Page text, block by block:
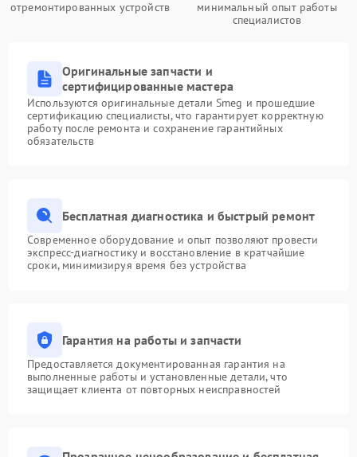
отремонтированных устройств
минимальный опыт работы
специалистов
Оригинальные запчасти и
сертифицированные мастера
Используются оригинальные детали Smeg и прошедшие
сертификацию специалисты, что гарантирует корректную
работу после ремонта и сохранение гарантийных
обязательств
Бесплатная диагностика и быстрый ремонт
Современное оборудование и опыт позволяют провести
экспресс-диагностику и восстановление в кратчайшие
сроки, минимизируя время без устройства
Гарантия на работы и запчасти
Предоставляется документированная гарантия на
выполненные работы и установленные детали, что
защищает клиента от повторных неисправностей